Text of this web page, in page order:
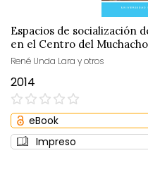
Espacios de socialización
en el Centro del
René Unda Lara y otros
2014
0%
eBook
Impreso